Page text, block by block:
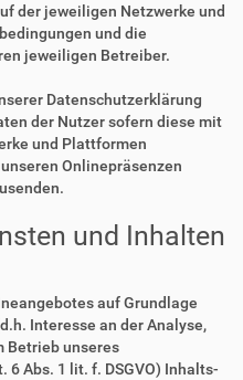
der jeweiligen Netzwerke und
und die
jeweiligen Betreiber.
Datenschutzerklärung
der Nutzer sofern diese mit
und Plattformen
Onlinepräsenzen
und Inhalten
auf Grundlage
Interesse an der Analyse,
Betrieb unseres
6 Abs. 1 lit. f. DSGVO) Inhalts-